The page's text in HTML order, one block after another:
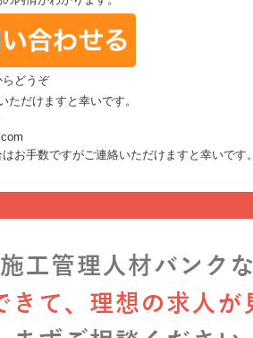
どうぞ
だけますと幸いです。
お手数ですがご連絡いただけますと幸いです